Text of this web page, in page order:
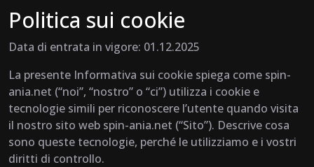
Politica sui cookie
Data di entrata in vigore: 01.12.2025
La presente Informativa sui cookie spiega come spin-
ania.net (“noi”, “nostro” o “ci”) utilizza i cookie e
tecnologie simili per riconoscere l’utente quando visita
il nostro sito web spin-ania.net (“Sito”). Descrive cosa
sono queste tecnologie, perché le utilizziamo e i vostri
diritti di controllo.